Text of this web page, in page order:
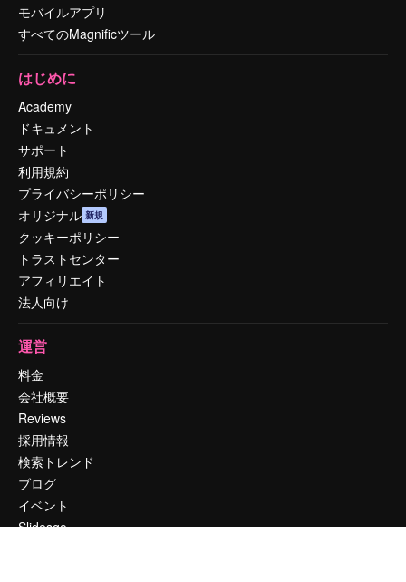
モバイルアプリ
すべてのMagnificツール
はじめに
Academy
ドキュメント
サポート
利用規約
プライバシーポリシー
オリジナル 新規
クッキーポリシー
トラストセンター
アフィリエイト
法人向け
運営
料金
会社概要
Reviews
採用情報
検索トレンド
ブログ
イベント
Slidesgo